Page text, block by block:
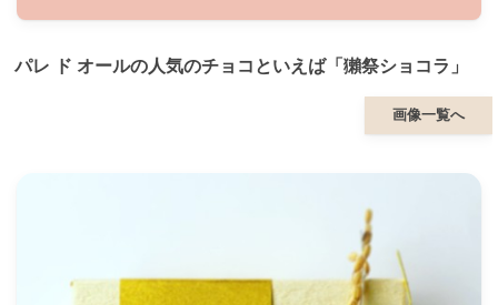
パレ ド オールの人気のチョコといえば「獺祭ショコラ」
画像一覧へ